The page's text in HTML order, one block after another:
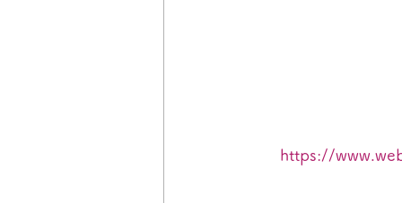
https://